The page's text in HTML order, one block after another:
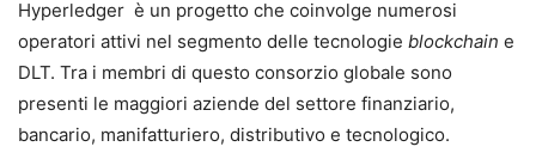
Hyperledger è un progetto che coinvolge numerosi
operatori attivi nel segmento delle tecnologie blockchain e
DLT. Tra i membri di questo consorzio globale sono
presenti le maggiori aziende del settore finanziario,
bancario, manifatturiero, distributivo e tecnologico.